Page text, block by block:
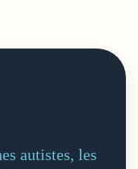
autistes, les